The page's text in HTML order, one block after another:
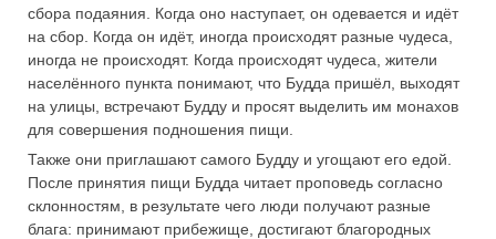
сбора подаяния. Когда оно наступает, он одевается и идёт
на сбор. Когда он идёт, иногда происходят разные чудеса,
иногда не происходят. Когда происходят чудеса, жители
населённого пункта понимают, что Будда пришёл, выходят
на улицы, встречают Будду и просят выделить им монахов
для совершения подношения пищи.
Также они приглашают самого Будду и угощают его едой.
После принятия пищи Будда читает проповедь согласно
склонностям, в результате чего люди получают разные
блага: принимают прибежище, достигают благородных